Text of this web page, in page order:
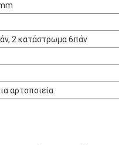
2 κατάστρωμα 6πάν
αρτοποιεία